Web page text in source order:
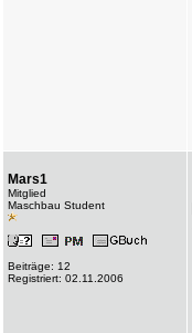
Mars1
Mitglied
Maschbau Student
Beiträge: 12
Registriert: 02.11.2006